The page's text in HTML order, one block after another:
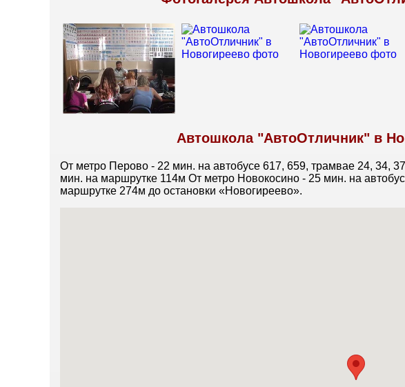
Автошкола "АвтоОтличник" в
От метро Перово - 22 мин. на автобусе 617, 659, трамвае 24, 34,
мин. на маршрутке 114м От метро Новокосино - 25 мин. на
маршрутке 274м до остановки «Новогиреево».